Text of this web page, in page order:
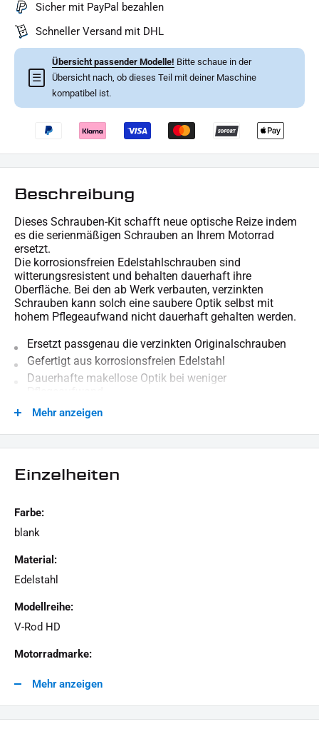
Sicher mit PayPal bezahlen
Schneller Versand mit DHL
☰
Übersicht passender Modelle! Bitte schaue in der
Übersicht nach, ob dieses Teil mit deiner Maschine
kompatibel ist.
Beschreibung
Dieses Schrauben-Kit schafft neue optische Reize indem
es die serienmäßigen Schrauben an Ihrem Motorrad
ersetzt.
Die korrosionsfreien Edelstahlschrauben sind
witterungsresistent und behalten dauerhaft ihre
Oberfläche. Bei den ab Werk verbauten, verzinkten
Schrauben kann solch eine saubere Optik selbst mit
hohem Pflegeaufwand nicht dauerhaft gehalten werden.
Ersetzt passgenau die verzinkten Originalschrauben
Gefertigt aus korrosionsfreien Edelstahl
Dauerhafte makellose Optik bei weniger
Für technische Auskünfte stehen wir gern zur Verfügung.
LIEFERUMFANG :
1x Schrauben-Kit "Cam Cover"
Dieses Angebot kann Beispielbilder enthalten, deren Inhalt über den Lieferumfang hinaus
Mehr anzeigen
Einzelheiten
Farbe:
blank
Material:
Edelstahl
Modellreihe:
V-Rod HD
Motorradmarke:
Mehr anzeigen